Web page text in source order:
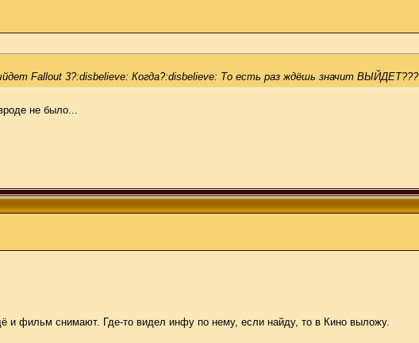
Fallout 3?:disbelieve: Когда?:disbelieve: То есть раз ждёшь значит ВЫЙДЕТ???
не было...
и фильм снимают. Где-то видел инфу по нему, если найду, то в Кино выложу.